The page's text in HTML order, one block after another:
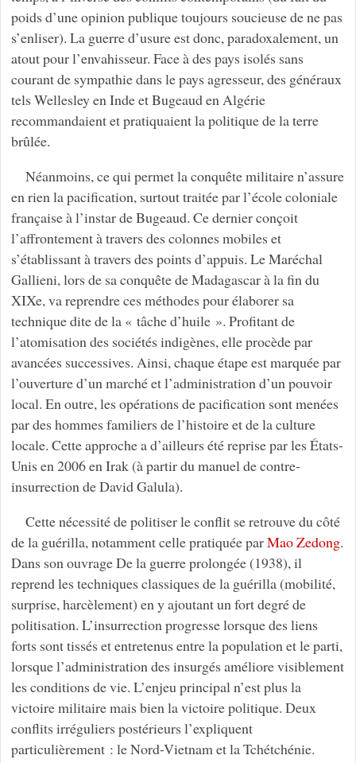
poids d’une opinion publique toujours soucieuse de ne pas
s’enliser). La guerre d’usure est donc, paradoxalement, un
atout pour l’envahisseur. Face à des pays isolés sans
courant de sympathie dans le pays agresseur, des généraux
tels Wellesley en Inde et Bugeaud en Algérie
recommandaient et pratiquaient la politique de la terre
brûlée.
Néanmoins, ce qui permet la conquête militaire n’assure
en rien la pacification, surtout traitée par l’école coloniale
française à l’instar de Bugeaud. Ce dernier conçoit
l’affrontement à travers des colonnes mobiles et
s’établissant à travers des points d’appuis. Le Maréchal
Gallieni, lors de sa conquête de Madagascar à la fin du
XIXe, va reprendre ces méthodes pour élaborer sa
technique dite de la « tâche d’huile ». Profitant de
l’atomisation des sociétés indigènes, elle procède par
avancées successives. Ainsi, chaque étape est marquée par
l’ouverture d’un marché et l’administration d’un pouvoir
local. En outre, les opérations de pacification sont menées
par des hommes familiers de l’histoire et de la culture
locale. Cette approche a d’ailleurs été reprise par les États-
Unis en 2006 en Irak (à partir du manuel de contre-
insurrection de David Galula).
Cette nécessité de politiser le conflit se retrouve du côté
de la guérilla, notamment celle pratiquée parMao Zedong.
Dans son ouvrage De la guerre prolongée (1938), il
reprend les techniques classiques de la guérilla (mobilité,
surprise, harcèlement) en y ajoutant un fort degré de
politisation. L’insurrection progresse lorsque des liens
forts sont tissés et entretenus entre la population et le parti,
lorsque l’administration des insurgés améliore visiblement
les conditions de vie. L’enjeu principal n’est plus la
victoire militaire mais bien la victoire politique. Deux
conflits irréguliers postérieurs l’expliquent
particulièrement : le Nord-Vietnam et la Tchétchénie.